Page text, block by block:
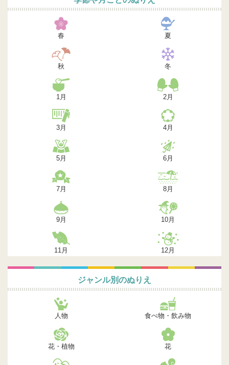
春 夏
秋 冬
1月 2月
3月 4月
5月 6月
7月 8月
9月 10月
11月 12月
ジャンル別のぬりえ
人物 食べ物・飲み物
花・植物 花